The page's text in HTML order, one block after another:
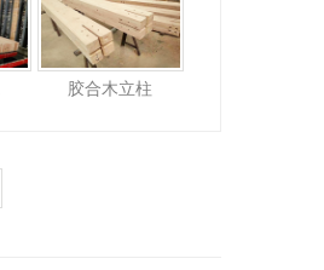
胶合木立柱